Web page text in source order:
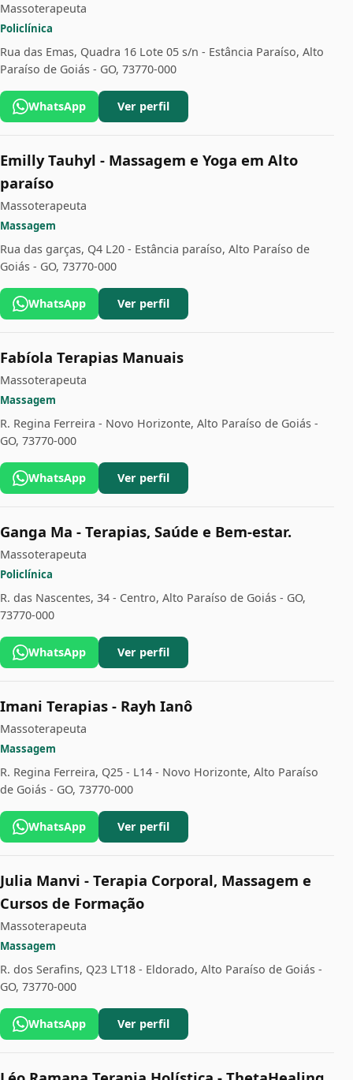
Massoterapeuta
Policlínica
Rua das Emas, Quadra 16 Lote 05 s/n - Estância Paraíso, Alto
Paraíso de Goiás - GO, 73770-000
WhatsApp Ver perfil
Emilly Tauhyl - Massagem e Yoga em Alto
paraíso
Massoterapeuta
Massagem
Rua das garças, Q4 L20 - Estância paraíso, Alto Paraíso de
Goiás - GO, 73770-000
WhatsApp Ver perfil
Fabíola Terapias Manuais
Massoterapeuta
Massagem
R. Regina Ferreira - Novo Horizonte, Alto Paraíso de Goiás -
GO, 73770-000
WhatsApp Ver perfil
Ganga Ma - Terapias, Saúde e Bem-estar.
Massoterapeuta
Policlínica
R. das Nascentes, 34 - Centro, Alto Paraíso de Goiás - GO,
73770-000
WhatsApp Ver perfil
Imani Terapias - Rayh Ianô
Massoterapeuta
Massagem
R. Regina Ferreira, Q25 - L14 - Novo Horizonte, Alto Paraíso
de Goiás - GO, 73770-000
WhatsApp Ver perfil
Julia Manvi - Terapia Corporal, Massagem e
Cursos de Formação
Massoterapeuta
Massagem
R. dos Serafins, Q23 LT18 - Eldorado, Alto Paraíso de Goiás -
GO, 73770-000
WhatsApp Ver perfil